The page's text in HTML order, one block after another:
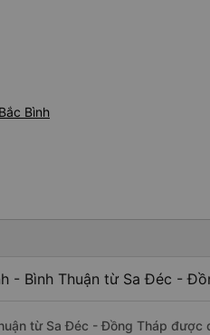
Bình
- Bình Thuận từ Sa Đéc -
từ Sa Đéc - Đồng Tháp